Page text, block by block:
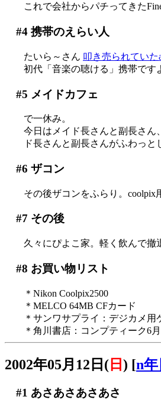
これで会社からパチってきた
#4携帯のえらい人
たいら～さん 叩き売られてい
初代「音楽の聴ける」携帯です
#5 メイドカフェ
で一休み。
今日はメイド長さんと副長さん
ド長さんと副長さんがふわっ
#6 ザコン
その後ザコンをふらり。coolpix
#7 その後
久々にぴよこ家。軽く飲んで撤
#8 お買い物リスト
＊Nikon Coolpix2500
＊MELCO 64MB CFカード
＊サンワサプライ：デジカメ用
＊角川書店：コンプティーク6
2002年05月12日( 日 ) [n
#1 あさあさあさあさ